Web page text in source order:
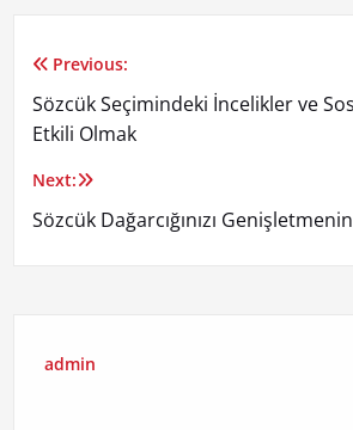
Yazı
gezinmesi
Previous:
Sözcük Seçimindeki İncelikler ve
Etkili Olmak
Next:
Sözcük Dağarcığınızı
admin